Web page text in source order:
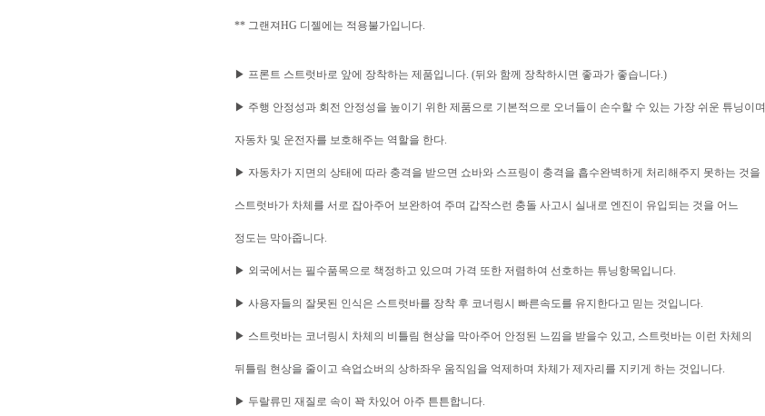
** 그랜져HG 디젤에는 적용불가입니다.
▶ 프론트 스트럿바로 앞에 장착하는 제품입니다. (뒤와 함께 장착하시면 좋과가 좋습니다.)
▶ 주행 안정성과 회전 안정성을 높이기 위한 제품으로 기본적으로 오너들이 손수할 수 있는 가장 쉬운 튜닝이며
자동차 및 운전자를 보호해주는 역할을 한다.
▶ 자동차가 지면의 상태에 따라 충격을 받으면 쇼바와 스프링이 충격을 흡수완벽하게 처리해주지 못하는 것을
스트럿바가 차체를 서로 잡아주어 보완하여 주며 갑작스런 충돌 사고시 실내로 엔진이 유입되는 것을 어느
정도는 막아줍니다.
▶ 외국에서는 필수품목으로 책정하고 있으며 가격 또한 저렴하여 선호하는 튜닝항목입니다.
▶ 사용자들의 잘못된 인식은 스트럿바를 장착 후 코너링시 빠른속도를 유지한다고 믿는 것입니다.
▶ 스트럿바는 코너링시 차체의 비틀림 현상을 막아주어 안정된 느낌을 받을수 있고, 스트럿바는 이런 차체의
뒤틀림 현상을 줄이고 쇽업쇼버의 상하좌우 움직임을 억제하며 차체가 제자리를 지키게 하는 것입니다.
▶ 두랄류민 재질로 속이 꽉 차있어 아주 튼튼합니다.